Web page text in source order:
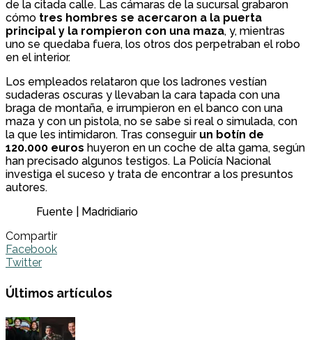
de la citada calle. Las cámaras de la sucursal grabaron
cómo tres hombres se acercaron a la puerta
principal y la rompieron con una maza, y, mientras
uno se quedaba fuera, los otros dos perpetraban el robo
en el interior.
Los empleados relataron que los ladrones vestían
sudaderas oscuras y llevaban la cara tapada con una
braga de montaña, e irrumpieron en el banco con una
maza y con un pistola, no se sabe si real o simulada, con
la que les intimidaron. Tras conseguirun botín de
120.000 euros huyeron en un coche de alta gama, según
han precisado algunos testigos. La Policía Nacional
investiga el suceso y trata de encontrar a los presuntos
autores.
Fuente | Madridiario
Compartir
Facebook
Twitter
Últimos artículos